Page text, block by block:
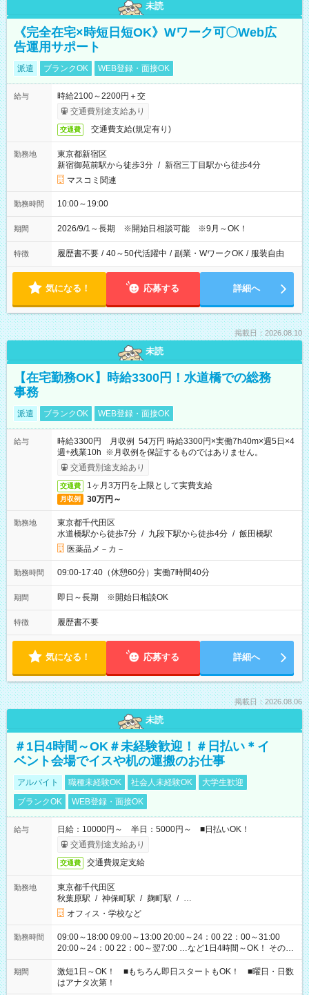
未読
《完全在宅×時短日短OK》Wワーク可〇Web広
告運用サポート
派遣 ブランクOK WEB登録・面接OK
給与
時給2100～2200円＋交
交通費別途支給あり
交通費 交通費支給(規定有り)
勤務地
東京都新宿区
新宿御苑前駅から徒歩3分 / 新宿三丁目駅から徒歩4分
マスコミ関連
勤務時間 10:00～19:00
期間 2026/9/1～長期 ※開始日相談可能 ※9月～OK！
特徴 履歴書不要 / 40～50代活躍中 / 副業・WワークOK / 服装自由
気になる！ 応募する 詳細へ
掲載日：2026.08.10
未読
【在宅勤務OK】時給3300円！水道橋での総務
事務
派遣 ブランクOK WEB登録・面接OK
給与
時給3300円 月収例 54万円 時給3300円×実働7h40m×週5日×4
週+残業10h ※月収例を保証するものではありません。
交通費別途支給あり
交通費 1ヶ月3万円を上限として実費支給
月収例 30万円～
勤務地
東京都千代田区
水道橋駅から徒歩7分 / 九段下駅から徒歩4分 / 飯田橋駅
医薬品メ－カ－
勤務時間 09:00-17:40（休憩60分）実働7時間40分
期間 即日～長期 ※開始日相談OK
特徴 履歴書不要
気になる！ 応募する 詳細へ
掲載日：2026.08.06
未読
＃1日4時間～OK＃未経験歓迎！＃日払い＊イ
ベント会場でイスや机の運搬のお仕事
アルバイト 職種未経験OK 社会人未経験OK
大学生歓迎
ブランクOK
WEB登録・面接OK
給与
日給：10000円～ 半日：5000円～ ■日払いOK！
交通費別途支給あり
交通費 交通費規定支給
勤務地
東京都千代田区
秋葉原駅 / 神保町駅 / 麹町駅 / …
オフィス・学校など
勤務時間
09:00～18:00 09:00～13:00 20:00～24：00 22：00～31:00
20:00～24：00 22：00～翌7:00 …など1日4時間～OK！ その他
シフトもございます！ お気軽にご相談ください！
期間
激短1日～OK！ ■もちろん即日スタートもOK！ ■曜日・日数
はアナタ次第！